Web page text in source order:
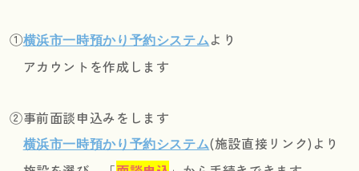
①横浜市一時預かり予約システムより
アカウントを作成します
②事前面談申込みをします
横浜市一時預かり予約システム(施設直接リンク)より